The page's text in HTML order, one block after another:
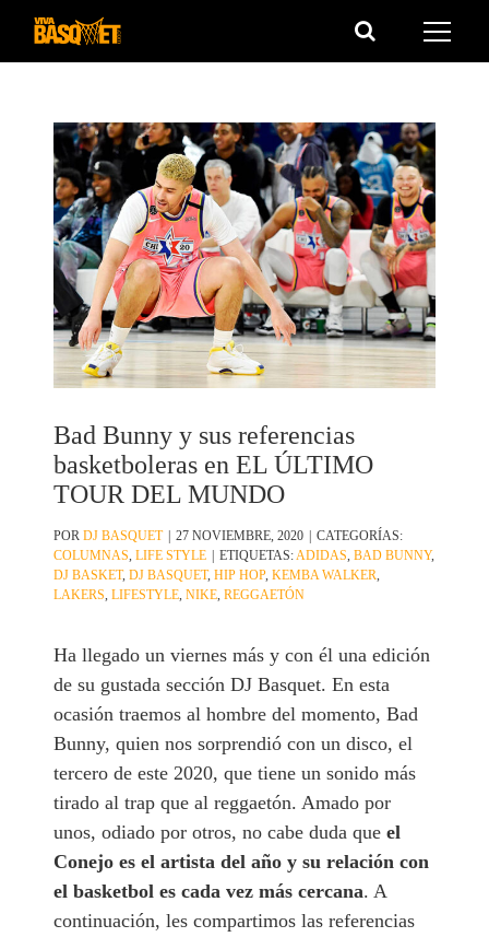
Saltar
Bad Bunny y sus referencias
basketboleras en EL ÚLTIMO
TOUR DEL MUNDO
PORDJ BASQUET | 27 NOVIEMBRE, 2020 | CATEGORÍAS:
COLUMNAS ,LIFE STYLE | ETIQUETAS: ADIDAS ,BAD BUNNY,
DJ BASKET,DJ BASQUET,HIP HOP,KEMBA WALKER
LAKERS ,LIFESTYLE ,NIKE ,REGGAETÓN
Ha llegado un viernes más y con él una edición
de su gustada sección DJ Basquet. En esta
ocasión traemos al hombre del momento, Bad
Bunny, quien nos sorprendió con un disco, el
tercero de este 2020, que tiene un sonido más
tirado al trap que al reggaetón. Amado por
unos, odiado por otros, no cabe duda queel
Conejo es el artista del año y su relación con
el basketbol es cada vez más cercana. A
continuación, les compartimos las referencias